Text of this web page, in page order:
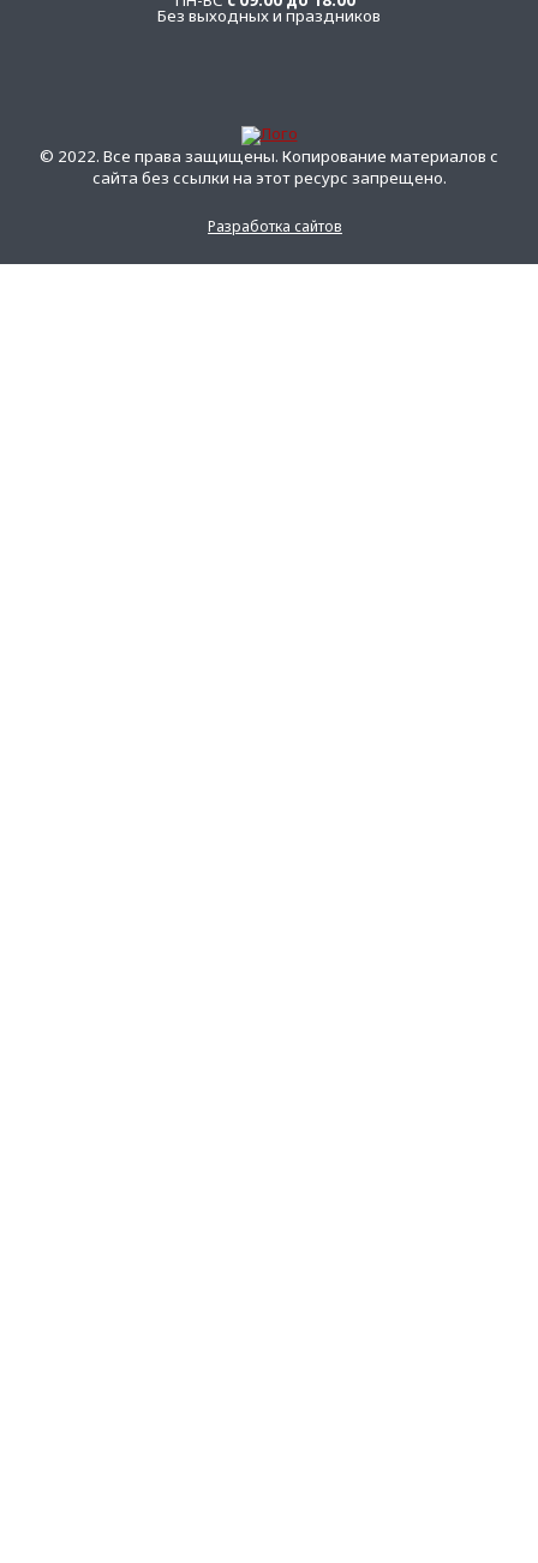
Без выходных и праздников
© 2022. Все права защищены. Копирование материалов с
сайта без ссылки на этот ресурс запрещено.
Разработка сайтов